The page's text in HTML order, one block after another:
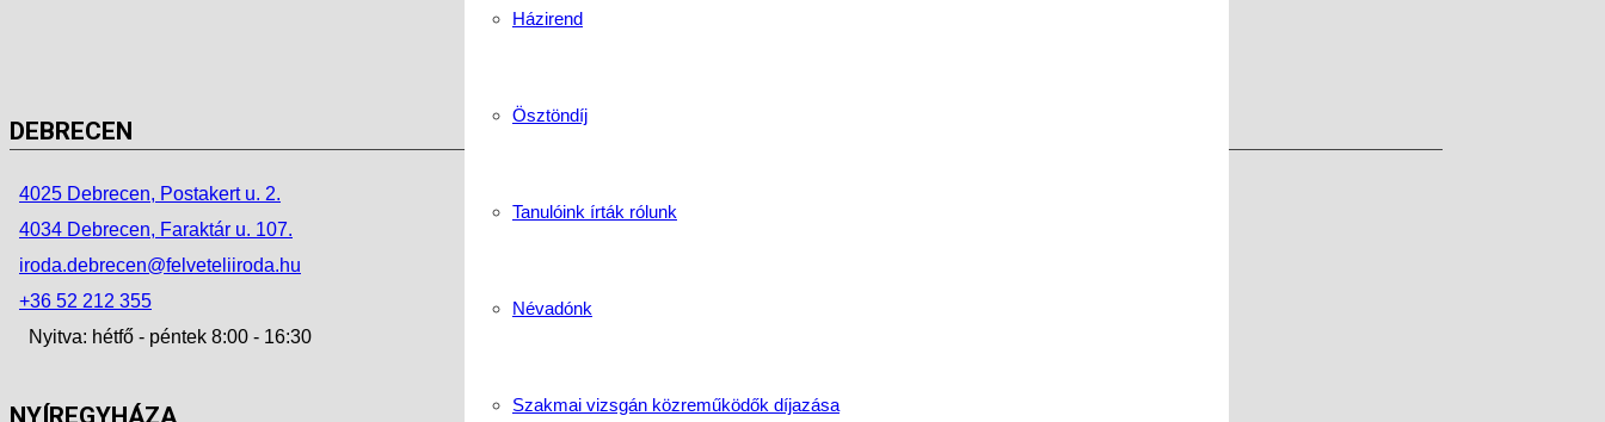
Házirend
Ösztöndíj
Tanulóink írták rólunk
Névadónk
Szakmai vizsgán közreműködők díjazása
DEBRECEN
4025 Debrecen, Postakert u. 2.
4034 Debrecen, Faraktár u. 107.
iroda.debrecen@felveteliiroda.hu
+36 52 212 355
Nyitva: hétfő - péntek 8:00 - 16:30
NYÍREGYHÁZA